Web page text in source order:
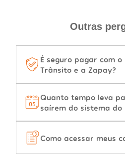
Outras
É seguro pagar com
Trânsito e a Zapay?
Quanto tempo leva
saírem do sistema do
Como acessar meus